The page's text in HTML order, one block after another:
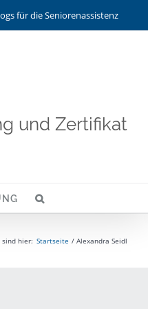
für die Seniorenassistenz
und Zertifikat
sind hier: Startseite Alexandra Seidl